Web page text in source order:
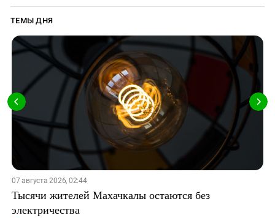
ТЕМЫ ДНЯ
07 августа 2026, 02:44
Тысячи жителей Махачкалы остаются без
электричества